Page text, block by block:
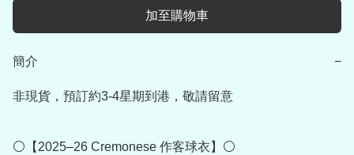
加至購物車
簡介 −
非現貨，預訂約3-4星期到港，敬請留意
⚪【2025–26 Cremonese 作客球衣】⚪